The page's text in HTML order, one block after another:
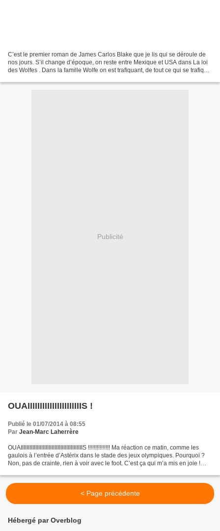
C’est le premier roman de James Carlos Blake que je lis qui se déroule de
nos jours. S’il change d’époque, on reste entre Mexique et USA dans La loi
des Wolfes . Dans la famille Wolfe on est trafiquant, de tout ce qui se trafique,
Publicité
OUAIIIIIIIIIIIIIIIIIIIIIIS !
Publié le 01/07/2014 à 08:55
Par Jean-Marc Laherrère
OUAIIIIIIIIIIIIIIIIIIIIIIIIIIIIIIIIIIIIIIIIIIS !!!!!!!!!!!!!!! Ma réaction ce matin, comme les
gaulois à l’entrée d’Astérix dans le stade des jeux olympiques. Pourquoi ?
Non, pas de crainte, rien à voir avec le foot. C’est ça qui m’a mis en joie !
< Page précédente
Hébergé par Overblog